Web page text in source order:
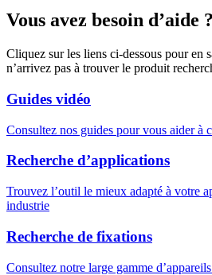
Vous avez besoin d’aide ?
Cliquez sur les liens ci-dessous pour en
n’arrivez pas à trouver le produit
Guides vidéo
Consultez nos guides pour vous aider à
Recherche d’applications
Trouvez l’outil le mieux adapté à votre
industrie
Recherche de fixations
Consultez notre large gamme